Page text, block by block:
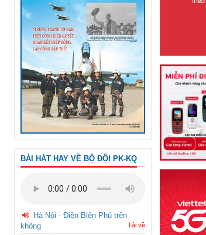
BÀI HÁT HAY VỀ BỘ ĐỘI PK-KQ
Hà Nội - Điện Biên Phủ trên
không
Tải về